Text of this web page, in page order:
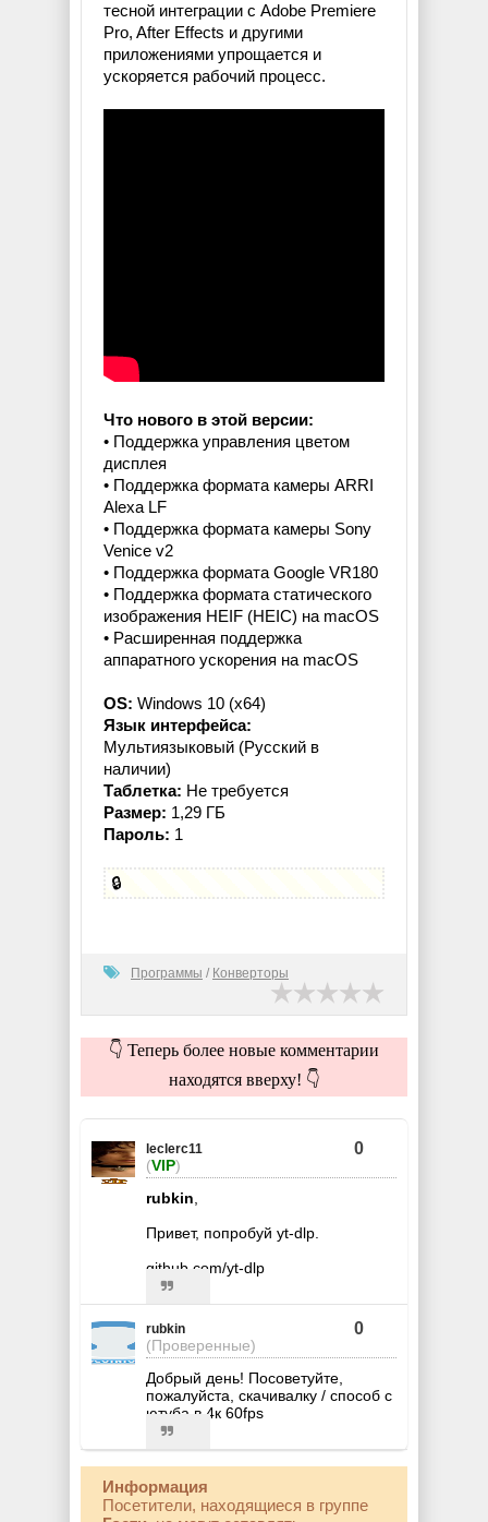
тесной интеграции с Adobe Premiere
Pro, After Effects и другими
приложениями упрощается и
ускоряется рабочий процесс.
Что нового в этой версии:
• Поддержка управления цветом
дисплея
• Поддержка формата камеры ARRI
Alexa LF
• Поддержка формата камеры Sony
Venice v2
• Поддержка формата Google VR180
• Поддержка формата статического
изображения HEIF (HEIC) на macOS
• Расширенная поддержка
аппаратного ускорения на macOS
OS: Windows 10 (x64)
Язык интерфейса:
Мультиязыковый (Русский в
наличии)
Таблетка: Не требуется
Размер: 1,29 ГБ
Пароль: 1
🔒
Программы / Конверторы
👇 Теперь более новые комментарии
находятся вверху! 👇
leclerc11
(VIP)
0
rubkin,
Привет, попробуй yt-dlp.
github.com/yt-dlp
rubkin
(Проверенные)
0
Добрый день! Посоветуйте,
пожалуйста, скачивалку / способ с
ютуба в 4к 60fps
Информация
Посетители, находящиеся в группе